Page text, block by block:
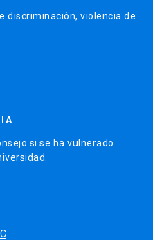
discriminación, violencia de
si se ha vulnerado